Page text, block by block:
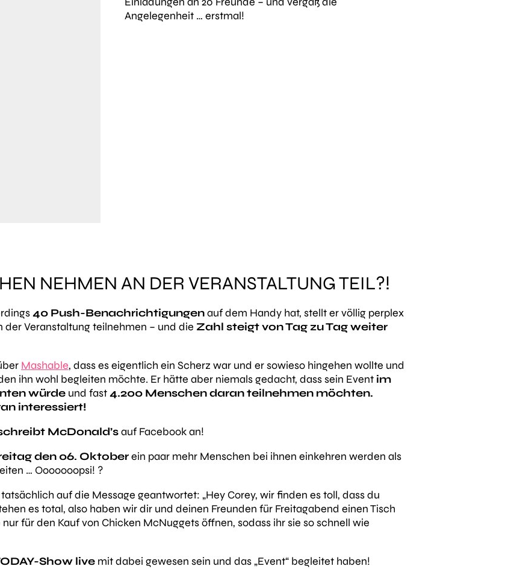
Angelegenheit … erstmal!
NEHMEN AN DER VERANSTALTUNG TEIL?!
40 Push-Benachrichtigungenauf dem Handy hat, stellt er völlig perplex
Veranstaltung teilnehmen – und die Zahl steigt von Tag zu Tag weiter
Mashable, dass es eigentlich ein Scherz war und er sowieso hingehen wollte und
ihn wohl begleiten möchte. Er hätte aber niemals gedacht, dass sein Event im
würde und fast4.200 Menschen daran teilnehmen möchten.
interessiert!
McDonald’sauf Facebook an!
den 06. Oktoberein paar mehr Menschen bei ihnen einkehren werden als
… Ooooooopsi! ?
auf die Message geantwortet: „Hey Corey, wir finden es toll, dass du
es total, also haben wir dir und deinen Freunden für Freitagabend einen Tisch
für den Kauf von Chicken McNuggets öffnen, sodass ihr sie so schnell wie
Show live mit dabei gewesen sein und das „Event“ begleitet haben!